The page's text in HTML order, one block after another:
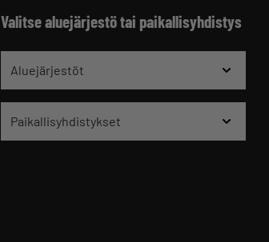
Valitse aluejärjestö tai paikallisyhdistys
Aluejärjestöt
Paikallisyhdistykset